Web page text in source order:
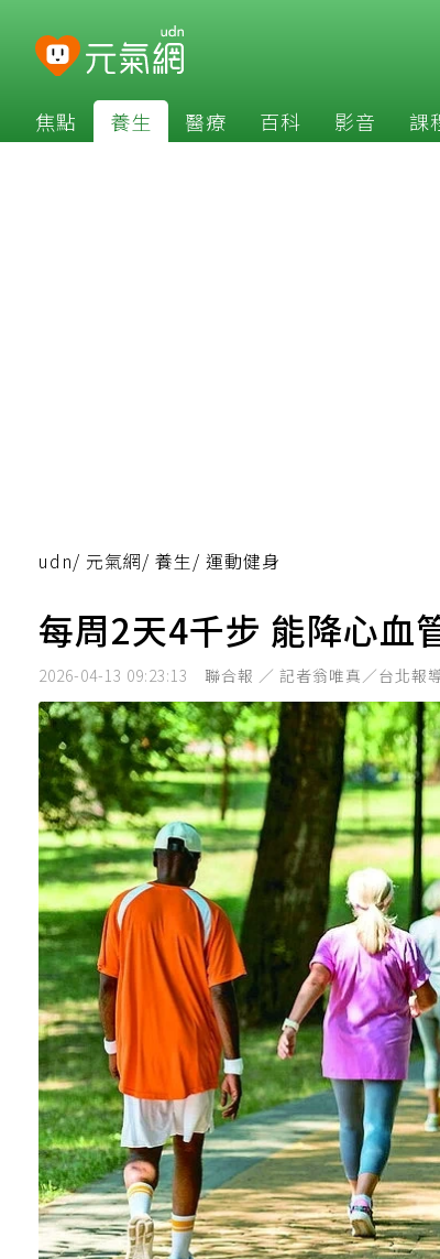
焦點 養生 醫療 百科 影音 課
udn/ 元氣網/ 養生/ 運動健身
每周2天4千步 能降心血
2026-04-13 09:23:13 聯合報 ／ 記者翁唯真／台北報